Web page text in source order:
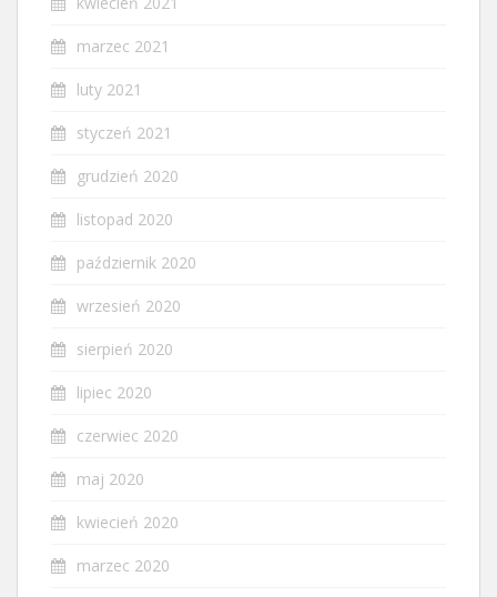
marzec 2021
luty 2021
styczeń 2021
grudzień 2020
listopad 2020
październik 2020
wrzesień 2020
sierpień 2020
lipiec 2020
czerwiec 2020
maj 2020
kwiecień 2020
marzec 2020